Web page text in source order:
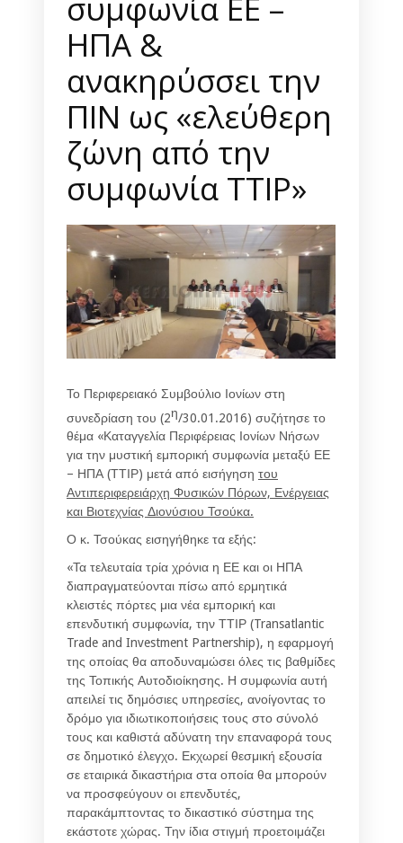
ΗΠΑ &
ανακηρύσσει την
ΠΙΝ ως «ελεύθερη
ζώνη από την
συμφωνία ΤΤΙΡ»
Το Περιφερειακό Συμβούλιο Ιονίων στη
συνεδρίαση του (2η/30.01.2016) συζήτησε το
θέμα «Καταγγελία Περιφέρειας Ιονίων Νήσων
για την μυστική εμπορική συμφωνία μεταξύ ΕΕ
– ΗΠΑ (ΤΤΙΡ) μετά από εισήγηση του
Αντιπεριφερειάρχη Φυσικών Πόρων, Ενέργειας
και Βιοτεχνίας Διονύσιου Τσούκα.
Ο κ. Τσούκας εισηγήθηκε τα εξής:
«Τα τελευταία τρία χρόνια η ΕΕ και οι ΗΠΑ
διαπραγματεύονται πίσω από ερμητικά
κλειστές πόρτες μια νέα εμπορική και
επενδυτική συμφωνία, την ΤΤΙΡ (Transatlantic
Trade and Investment Partnership), η εφαρμογή
της οποίας θα αποδυναμώσει όλες τις βαθμίδες
της Τοπικής Αυτοδιοίκησης. Η συμφωνία αυτή
απειλεί τις δημόσιες υπηρεσίες, ανοίγοντας το
δρόμο για ιδιωτικοποιήσεις τους στο σύνολό
τους και καθιστά αδύνατη την επαναφορά τους
σε δημοτικό έλεγχο. Εκχωρεί θεσμική εξουσία
σε εταιρικά δικαστήρια στα οποία θα μπορούν
να προσφεύγουν οι επενδυτές,
παρακάμπτοντας το δικαστικό σύστημα της
εκάστοτε χώρας. Την ίδια στιγμή προετοιμάζει